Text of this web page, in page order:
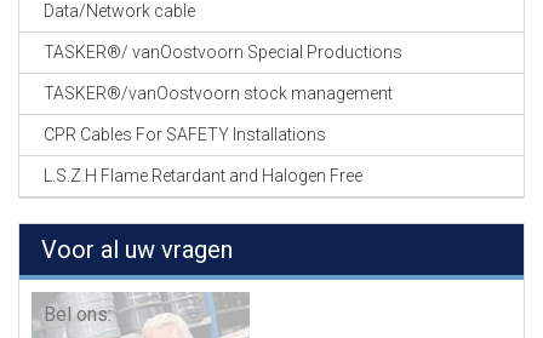
Data/Network cable
TASKER®/ vanOostvoorn Special Productions
TASKER®/vanOostvoorn stock management
CPR Cables For SAFETY Installations
L.S.Z.H Flame Retardant and Halogen Free
Voor al uw vragen
Bel ons: